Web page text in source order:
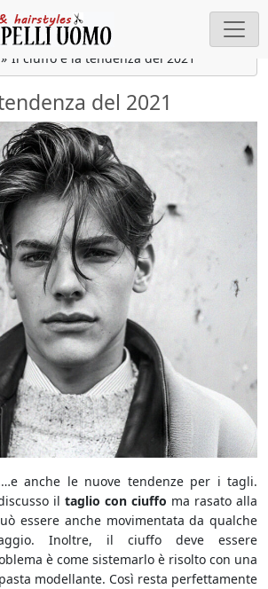
Cerca
» Il ciuffo è la tendenza del 2021
del 2021
anche le nuove tendenze per i tagli.
il taglio con ciuffo ma rasato alla
essere anche movimentata da qualche
Inoltre, il ciuffo deve essere
è come sistemarlo è risolto con una
modellante. Così resta perfettamente